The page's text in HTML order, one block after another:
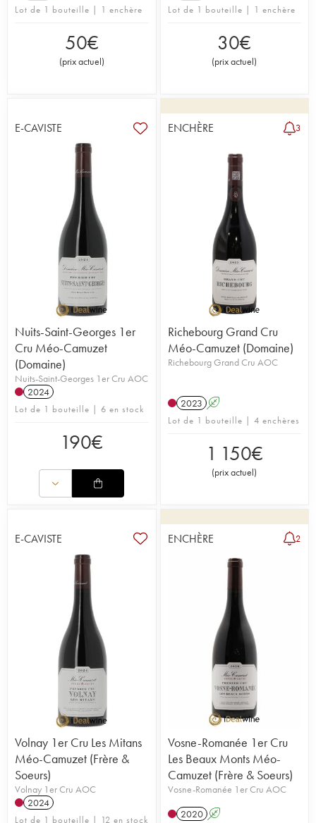
Lot de 1 bouteille | 1 enchère
50€
(prix actuel)
Lot de 1 bouteille | 1 enchère
30€
(prix actuel)
E-CAVISTE
Nuits-Saint-Georges 1er
Cru Méo-Camuzet
(Domaine)
Nuits-Saint-Georges 1er Cru AOC
2024
Lot de 1 bouteille | 6 en stock
190€
ENCHÈRE 3
Richebourg Grand Cru
Méo-Camuzet (Domaine)
Richebourg Grand Cru AOC
2023 A
Lot de 1 bouteille | 4 enchères
1 150€
(prix actuel)
E-CAVISTE
Volnay 1er Cru Les Mitans
Méo-Camuzet (Frère &
Soeurs)
Volnay 1er Cru AOC
2024
Lot de 1 bouteille | 12 en stock
ENCHÈRE 2
Vosne-Romanée 1er Cru
Les Beaux Monts Méo-
Camuzet (Frère & Soeurs)
Vosne-Romanée 1er Cru AOC
2020 A